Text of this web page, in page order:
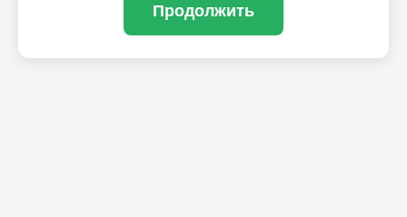
Продолжить